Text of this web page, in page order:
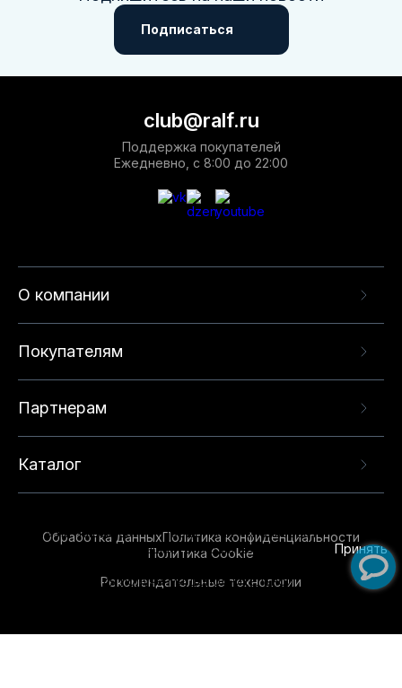
Подписаться
О компании
Покупателям
Партнерам
Каталог
club@ralf.ru
Поддержка покупателей
Ежедневно, с 8:00 до 22:00
Обработка данныхПолитика конфиденциальности
Политика Cookie
Рекомендательные технологии
опыта на нашем сайте. Продолжая использовать
данный сайт, вы соглашаетесь с использованием
технологий. Для получения дополнительной
Принять